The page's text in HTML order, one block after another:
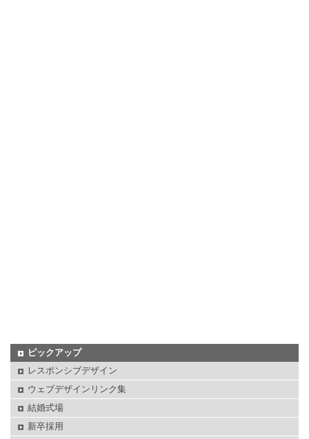
ピックアップ
レスポンシブデザイン
ウェブデザインリンク集
結婚式場
新卒採用